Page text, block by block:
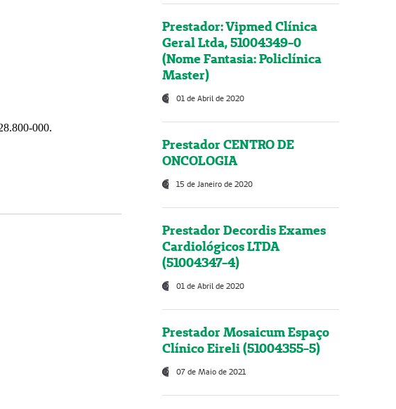
000.
Prestador: Vipmed Clínica
Geral Ltda, 51004349-0
(Nome Fantasia: Policlínica
Master)
01 de Abril de 2020
Prestador CENTRO DE
ONCOLOGIA
15 de Janeiro de 2020
Prestador Decordis Exames
Cardiológicos LTDA
(51004347-4)
01 de Abril de 2020
Prestador Mosaicum Espaço
Clínico Eireli (51004355-5)
07 de Maio de 2021